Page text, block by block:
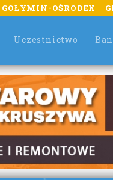
GOŁYMIN-OŚRODEK
Uczestnictwo